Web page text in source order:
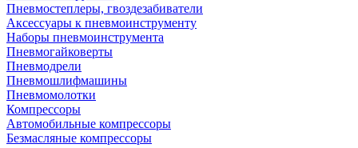
Пневмостеплеры, гвоздезабиватели
Аксессуары к пневмоинструменту
Наборы пневмоинструмента
Пневмогайковерты
Пневмодрели
Пневмошлифмашины
Пневмомолотки
Компрессоры
Автомобильные компрессоры
Безмасляные компрессоры